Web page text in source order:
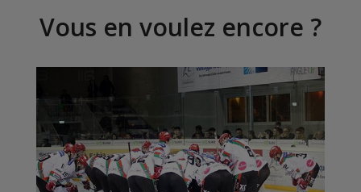
Vous en voulez encore ?